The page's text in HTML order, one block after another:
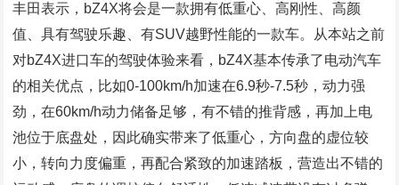
丰田表示，bZ4X将会是一款拥有低重心、高刚性、高颜
值、具有驾驶乐趣、有SUV越野性能的一款车。从本站之前
对bZ4X进口车的驾驶体验来看，bZ4X基本传承了电动汽车
的相关优点，比如0-100km/h加速在6.9秒-7.5秒，动力强
劲，在60km/h动力储备足够，有不错的推背感，再加上电
池位于底盘处，因此确实带来了低重心，方向盘的虚位较
小，转向力度偏重，再配合紧致的加速踏板，营造出不错的